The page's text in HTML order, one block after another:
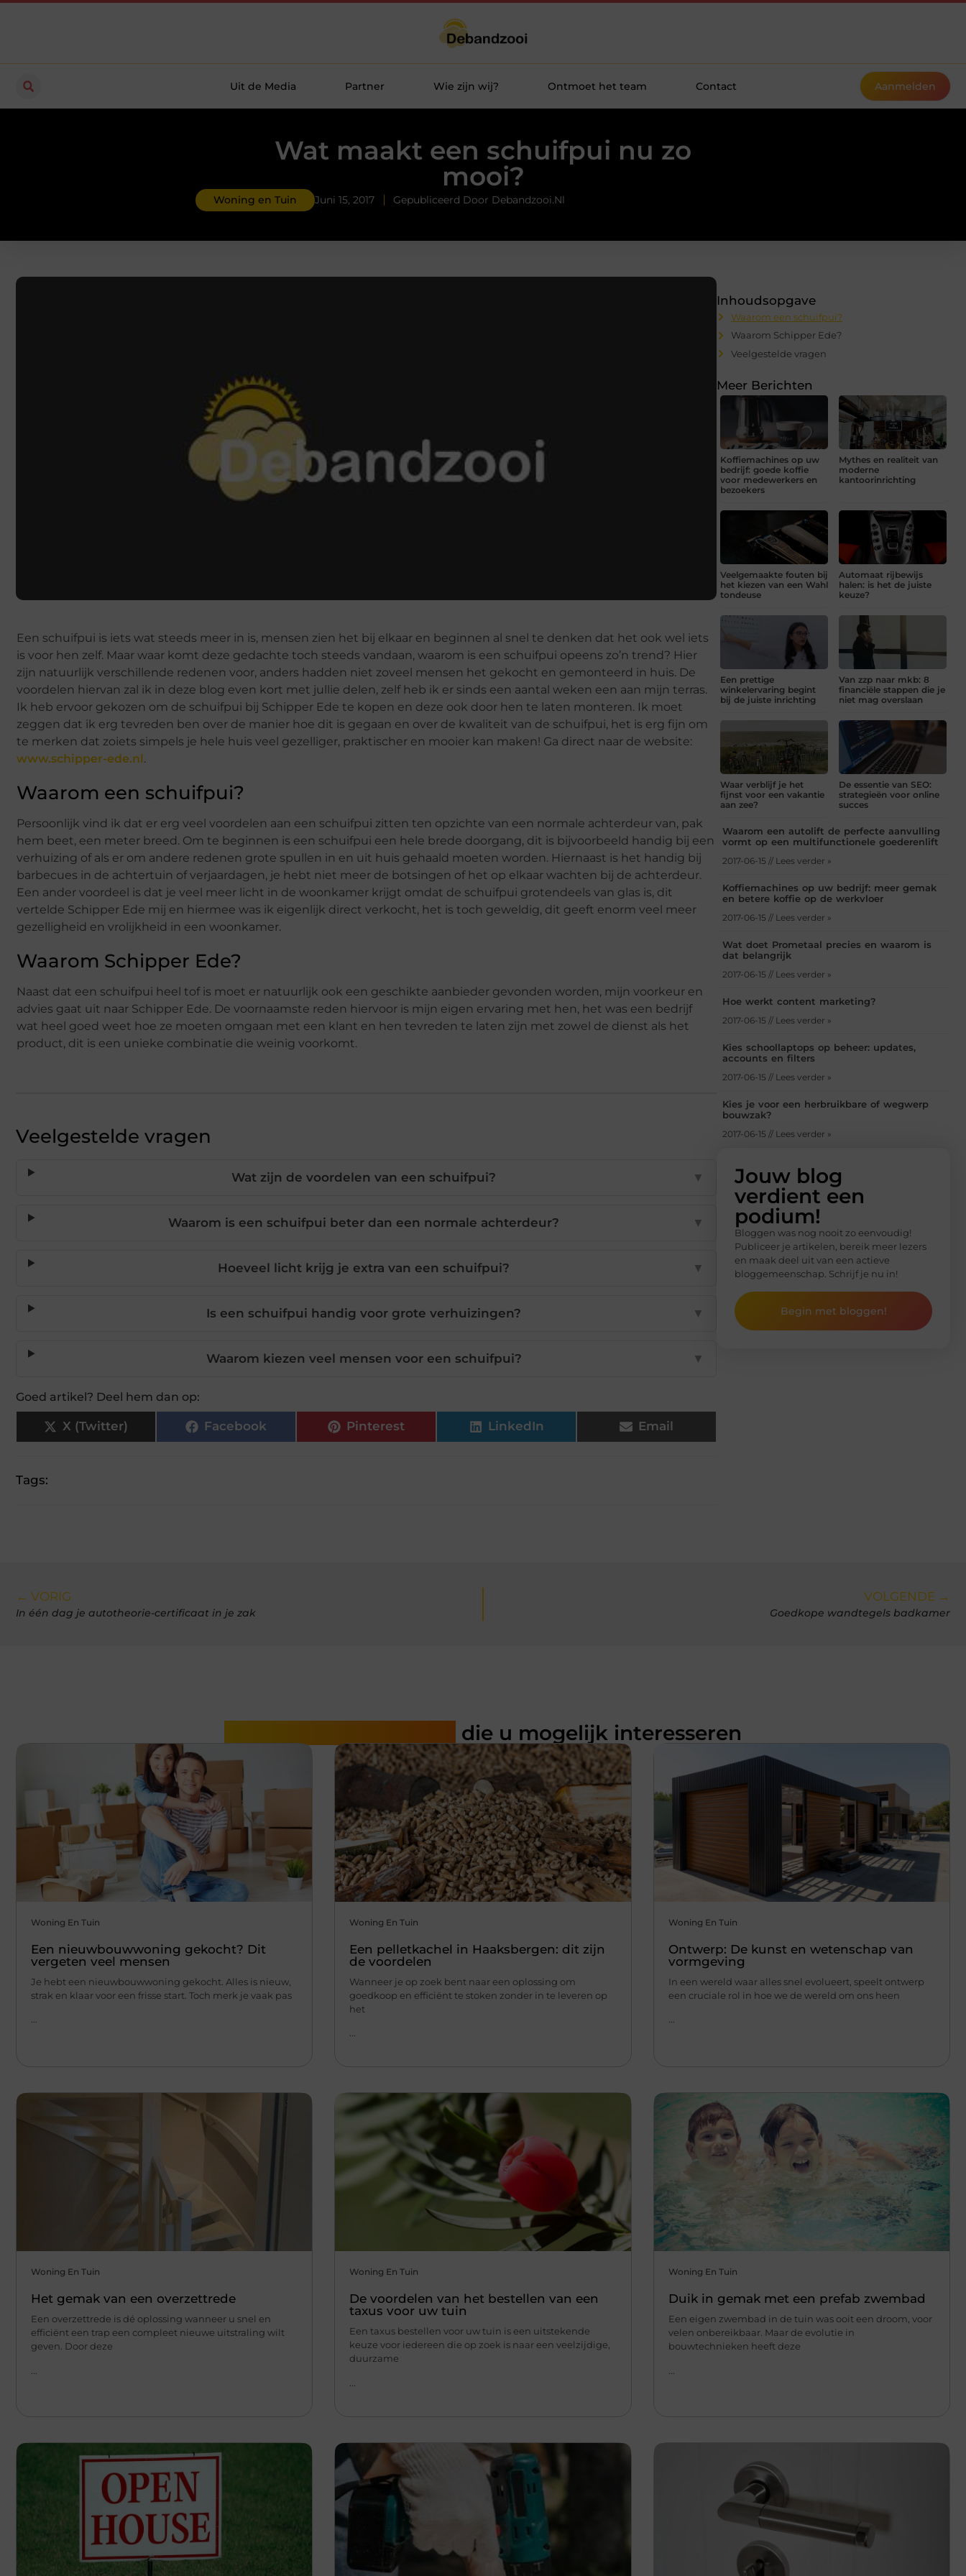
Uit de Media Partner Wie zijn wij? Ontmoet het team Contact Aanmelden
Wat maakt een schuifpui nu zo
mooi?
Woning en Tuin Juni 15, 2017 Gepubliceerd Door Debandzooi.nl
Een schuifpui is iets wat steeds meer in is, mensen zien het bij elkaar en beginnen al snel te denken dat het ook wel iets
is voor hen zelf. Maar waar komt deze gedachte toch steeds vandaan, waarom is een schuifpui opeens zo’n trend? Hier
zijn natuurlijk verschillende redenen voor, anders hadden niet zoveel mensen het gekocht en gemonteerd in huis. De
voordelen hiervan zal ik in deze blog even kort met jullie delen, zelf heb ik er sinds een aantal weken een aan mijn terras.
Ik heb ervoor gekozen om de schuifpui bij Schipper Ede te kopen en deze ook door hen te laten monteren. Ik moet
zeggen dat ik erg tevreden ben over de manier hoe dit is gegaan en over de kwaliteit van de schuifpui, het is erg fijn om
te merken dat zoiets simpels je hele huis veel gezelliger, praktischer en mooier kan maken! Ga direct naar de website:
www.schipper-ede.nl.
Waarom een schuifpui?
Persoonlijk vind ik dat er erg veel voordelen aan een schuifpui zitten ten opzichte van een normale achterdeur van, pak
hem beet, een meter breed. Om te beginnen is een schuifpui een hele brede doorgang, dit is bijvoorbeeld handig bij een
verhuizing of als er om andere redenen grote spullen in en uit huis gehaald moeten worden. Hiernaast is het handig bij
barbecues in de achtertuin of verjaardagen, je hebt niet meer de botsingen of het op elkaar wachten bij de achterdeur.
Een ander voordeel is dat je veel meer licht in de woonkamer krijgt omdat de schuifpui grotendeels van glas is, dit
vertelde Schipper Ede mij en hiermee was ik eigenlijk direct verkocht, het is toch geweldig, dit geeft enorm veel meer
gezelligheid en vrolijkheid in een woonkamer.
Waarom Schipper Ede?
Naast dat een schuifpui heel tof is moet er natuurlijk ook een geschikte aanbieder gevonden worden, mijn voorkeur en
advies gaat uit naar Schipper Ede. De voornaamste reden hiervoor is mijn eigen ervaring met hen, het was een bedrijf
wat heel goed weet hoe ze moeten omgaan met een klant en hen tevreden te laten zijn met zowel de dienst als het
product, dit is een unieke combinatie die weinig voorkomt.
Veelgestelde vragen
Wat zijn de voordelen van een schuifpui? ▼
Waarom is een schuifpui beter dan een normale achterdeur? ▼
Hoeveel licht krijg je extra van een schuifpui? ▼
Is een schuifpui handig voor grote verhuizingen? ▼
Waarom kiezen veel mensen voor een schuifpui? ▼
Goed artikel? Deel hem dan op:
X (Twitter) Facebook Pinterest LinkedIn Email
Tags:
Inhoudsopgave
Waarom een schuifpui?
Waarom Schipper Ede?
Veelgestelde vragen
Meer Berichten
Koffiemachines op uw
bedrijf: goede koffie
voor medewerkers en
bezoekers
Mythes en realiteit van
moderne
kantoorinrichting
Veelgemaakte fouten bij
het kiezen van een Wahl
tondeuse
Automaat rijbewijs
halen: is het de juiste
keuze?
Een prettige
winkelervaring begint
bij de juiste inrichting
Van zzp naar mkb: 8
financiële stappen die je
niet mag overslaan
Waar verblijf je het
fijnst voor een vakantie
aan zee?
De essentie van SEO:
strategieën voor online
succes
Waarom een autolift de perfecte aanvulling
vormt op een multifunctionele goederenlift
2017-06-15 // Lees verder »
Koffiemachines op uw bedrijf: meer gemak
en betere koffie op de werkvloer
2017-06-15 // Lees verder »
Wat doet Prometaal precies en waarom is
dat belangrijk
2017-06-15 // Lees verder »
Hoe werkt content marketing?
2017-06-15 // Lees verder »
Kies schoollaptops op beheer: updates,
accounts en filters
2017-06-15 // Lees verder »
Kies je voor een herbruikbare of wegwerp
bouwzak?
2017-06-15 // Lees verder »
Jouw blog
verdient een
podium!
Bloggen was nog nooit zo eenvoudig!
Publiceer je artikelen, bereik meer lezers
en maak deel uit van een actieve
bloggemeenschap. Schrijf je nu in!
Begin met bloggen!
← VORIG
In één dag je autotheorie-certificaat in je zak
VOLGENDE →
Goedkope wandtegels badkamer
die u mogelijk interesseren
Woning En Tuin
Een nieuwbouwwoning gekocht? Dit
vergeten veel mensen
Je hebt een nieuwbouwwoning gekocht. Alles is nieuw,
strak en klaar voor een frisse start. Toch merk je vaak pas
...
Woning En Tuin
Een pelletkachel in Haaksbergen: dit zijn
de voordelen
Wanneer je op zoek bent naar een oplossing om
goedkoop en efficiënt te stoken zonder in te leveren op
het
...
Woning En Tuin
Ontwerp: De kunst en wetenschap van
vormgeving
In een wereld waar alles snel evolueert, speelt ontwerp
een cruciale rol in hoe we de wereld om ons heen
...
Woning En Tuin
Het gemak van een overzettrede
Een overzettrede is dé oplossing wanneer u snel en
efficiënt een trap een compleet nieuwe uitstraling wilt
geven. Door deze
Woning En Tuin
De voordelen van het bestellen van een
taxus voor uw tuin
Een taxus bestellen voor uw tuin is een uitstekende
keuze voor iedereen die op zoek is naar een veelzijdige,
duurzame
Woning En Tuin
Duik in gemak met een prefab zwembad
Een eigen zwembad in de tuin was ooit een droom, voor
velen onbereikbaar. Maar de evolutie in
bouwtechnieken heeft deze